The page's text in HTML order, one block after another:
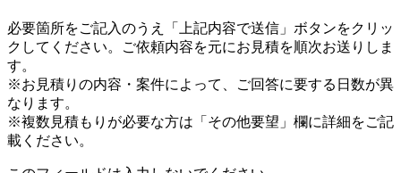
必要箇所をご記入のうえ「上記内容で送信」ボタンをクリッ
クしてください。ご依頼内容を元にお見積を順次お送りしま
す。
※お見積りの内容・案件によって、ご回答に要する日数が異
なります。
※複数見積もりが必要な方は「その他要望」欄に詳細をご記
載ください。